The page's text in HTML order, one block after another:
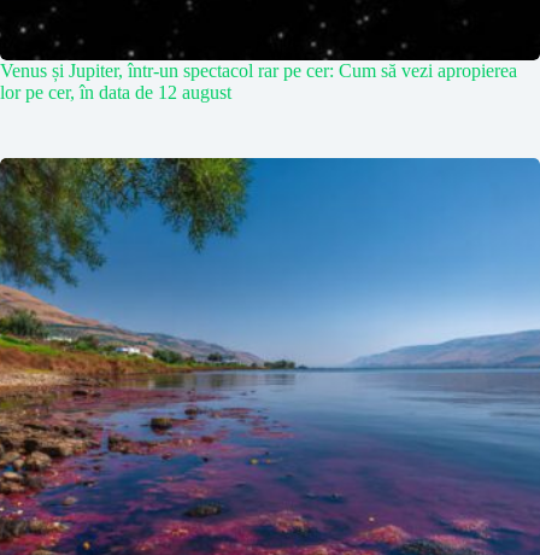
Venus și Jupiter, într-un spectacol rar pe cer: Cum să vezi apropierea
lor pe cer, în data de 12 august